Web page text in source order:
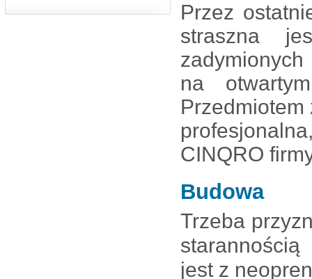
Przez
straszna
na
Przedmiotem
CINQRO
Budowa
Trzeba
starannością
jest z